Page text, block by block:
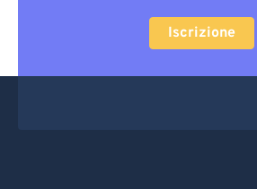
Iscrizione